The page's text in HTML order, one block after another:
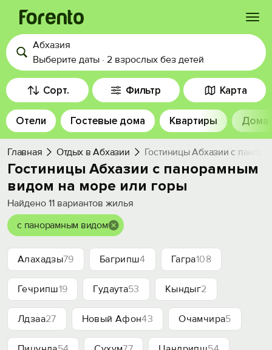
Войти
Избранное
История просмотра
Добавить свой объект
Абхазия
Выберите даты · 2 взрослых без детей
Сорт. Фильтр Карта
Отели Гостевые дома Квартиры Дома
Главная Отдых в Абхазии Гостиницы Абхазии с
Гостиницы Абхазии с панорамным
видом на море или горы
Найдено 11 вариантов жилья
с панорамным видом
Алахадзы79 Багрипш4 Гагра108
Гечрипш19 Гудаута53 Кындыг2
Лдзаа27 Новый Афон43 Очамчира5